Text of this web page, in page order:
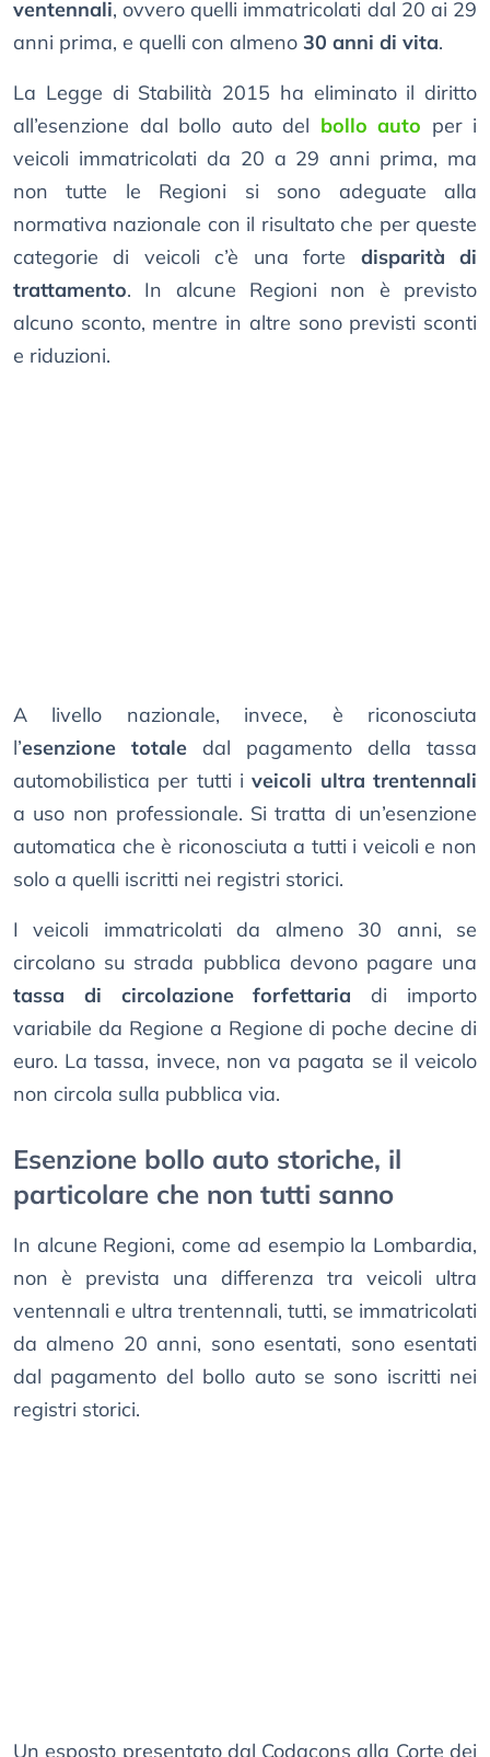
ventennali, ovvero quelli immatricolati dal 20 ai 29
anni prima, e quelli con almeno 30 anni di vita.
La Legge di Stabilità 2015 ha eliminato il diritto
all’esenzione dal bollo auto del bollo auto per i
veicoli immatricolati da 20 a 29 anni prima, ma
non tutte le Regioni si sono adeguate alla
normativa nazionale con il risultato che per queste
categorie di veicoli c’è una forte disparità di
trattamento. In alcune Regioni non è previsto
alcuno sconto, mentre in altre sono previsti sconti
e riduzioni.
A livello nazionale, invece, è riconosciuta
l’esenzione totale dal pagamento della tassa
automobilistica per tutti iveicoli ultra trentennali
a uso non professionale. Si tratta di un’esenzione
automatica che è riconosciuta a tutti i veicoli e non
solo a quelli iscritti nei registri storici.
I veicoli immatricolati da almeno 30 anni, se
circolano su strada pubblica devono pagare una
tassa di circolazione forfettaria di importo
variabile da Regione a Regione di poche decine di
euro. La tassa, invece, non va pagata se il veicolo
non circola sulla pubblica via.
Esenzione bollo auto storiche, il
particolare che non tutti sanno
In alcune Regioni, come ad esempio la Lombardia,
non è prevista una differenza tra veicoli ultra
ventennali e ultra trentennali, tutti, se immatricolati
da almeno 20 anni, sono esentati, sono esentati
dal pagamento del bollo auto se sono iscritti nei
registri storici.
Un esposto presentato dal Codacons alla Corte dei